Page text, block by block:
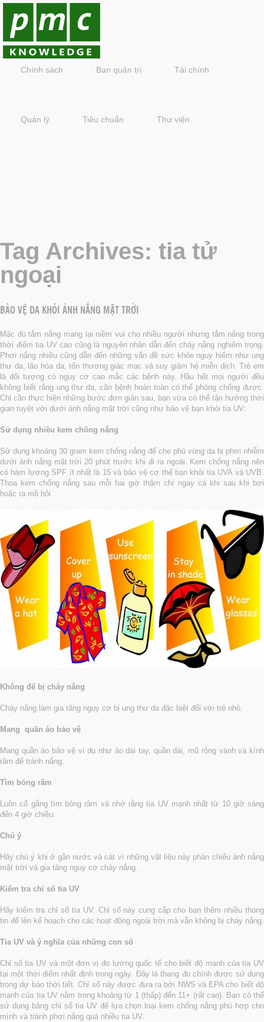
Chính sách Ban quản trị Tài chính
Quản lý Tiêu chuẩn Thư viện
Tag Archives: tia tử
ngoại
BẢO VỆ DA KHỎI ÁNH NẮNG MẶT TRỜI
Mặc dù tắm nắng mang lại niềm vui cho nhiều người nhưng tắm nắng trong
thời điểm tia UV cao cũng là nguyên nhân dẫn đến cháy nắng nghiêm trọng.
Phơi nắng nhiều cũng dẫn đến những vấn đề sức khỏe nguy hiểm như ung
thư da, lão hóa da, tổn thương giác mạc và suy giảm hệ miễn dịch. Trẻ em
là đối tượng có nguy cơ cao mắc các bệnh này. Hầu hết mọi người đều
không biết rằng ung thư da, căn bệnh hoàn toàn có thể phòng chống được.
Chỉ cần thực hiện những bước đơn giản sau, bạn vừa có thể tận hưởng thời
gian tuyệt vời dưới ánh nắng mặt trời cũng như bảo vệ bạn khỏi tia UV:
Sử dụng nhiều kem chống nắng
Sử dụng khoảng 30 gram kem chống nắng để che phủ vùng da bị phơi nhiễm
dưới ánh nắng mặt trời 20 phút trước khi đi ra ngoài. Kem chống nắng nên
có hàm lượng SPF ít nhất là 15 và bảo vệ cơ thể bạn khỏi tia UVA và UVB.
Thoa kem chống nắng sau mỗi hai giờ thậm chí ngay cả khi sau khi bơi
hoặc ra mồ hôi.
Không để bị cháy nắng
Cháy nắng làm gia tăng nguy cơ bị ung thư da đặc biệt đối với trẻ nhỏ.
Mang quần áo bảo vệ
Mang quần áo bảo vệ ví dụ như áo dài tay, quần dài, mũ rộng vành và kính
râm để tránh nắng.
Tìm bóng râm
Luôn cố gắng tìm bóng râm và nhớ rằng tia UV mạnh nhất từ 10 giờ sáng
đến 4 giờ chiều.
Chú ý
Hãy chú ý khi ở gần nước và cát vì những vật liệu này phản chiếu ánh nắng
mặt trời và gia tăng nguy cơ cháy nắng.
Kiểm tra chỉ số tia UV
Hãy kiểm tra chỉ số tia UV. Chỉ số này cung cấp cho bạn thêm nhiều thong
tin để lên kế hoạch cho các hoạt động ngoài trời mà vẫn không bị cháy nắng.
Tia UV và ý nghĩa của những con số
Chỉ số tia UV và một đơn vị đo lường quốc tế cho biết độ mạnh của tia UV
tại một thời điểm nhất định trong ngày. Đây là thang đo chính được sử dụng
trong dự báo thời tiết. Chỉ số này được đưa ra bởi NWS và EPA cho biết độ
mạnh của tia UV nằm trong khoảng từ 1 (thấp) đến 11+ (rất cao). Bạn có thể
sử dụng bảng chỉ sổ tia UV để lựa chọn loại kem chống nắng phù hợp cho
mình và tránh phơi nắng quá nhiều tia UV.